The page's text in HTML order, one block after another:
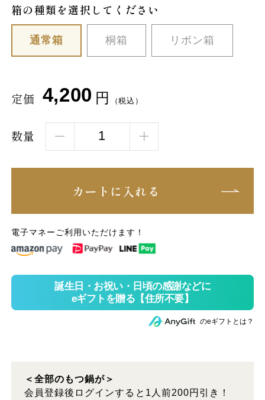
箱の種類を選択してください
通常箱 桐箱 リボン箱
定価 4,200 円 （税込）
数量
カートに入れる
電子マネーご利用いただけます！
のeギフトとは？
＜全部のもつ鍋が＞
会員登録後ログインすると1人前200円引き！